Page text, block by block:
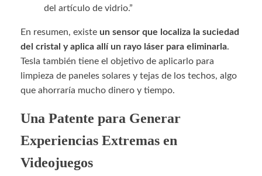
del artículo de vidrio.”
En resumen, existe un sensor que localiza la suciedad
del cristal y aplica allí un rayo láser para eliminarla.
Tesla también tiene el objetivo de aplicarlo para
limpieza de paneles solares y tejas de los techos, algo
que ahorraría mucho dinero y tiempo.
Una Patente para Generar
Experiencias Extremas en
Videojuegos